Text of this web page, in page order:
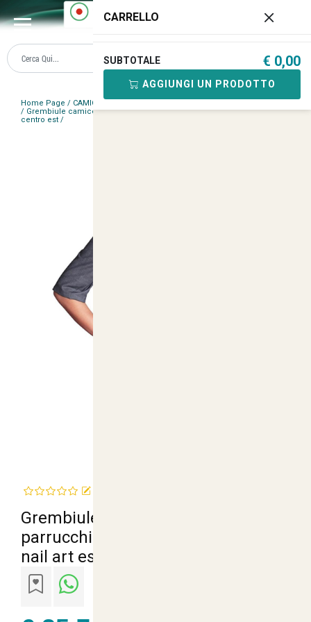
Home Page / CAMICI DA LAVORO UOMO E DONNA
/ Grembiule camice casacca parrucchiera estetista abiti lavoro nail art
centro est /
Grembiule camice casacca
parrucchiera estetista abiti lavoro
nail art estetico
CARRELLO
SUBTOTALE € 0,00
AGGIUNGI UN PRODOTTO